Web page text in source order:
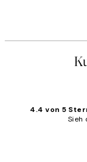
4.4 von 5
Sieh